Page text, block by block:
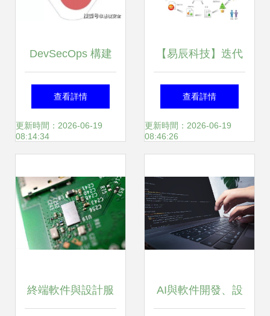
DevSecOps 構建
安全軟件開發的系
統方法實踐指南
查看詳情
更新時間：2026-06-19
08:14:34
【易辰科技】迭代
式循環周期-設計師
參與環節
查看詳情
更新時間：2026-06-19
08:46:26
終端軟件與設計服 AI與軟件開發、設